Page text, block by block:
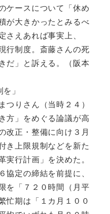
ケースについて「休め
が大きかったとみるべ
さえあれば事実上、
行制度。斎藤さんの死
だ」と訴える。（阪本
」
りさん（当時２４）
方」をめぐる論議が高
改正・整備に向け３月
き上限規制などを新た
実行計画」を決めた。
定の締結を前提に、
を「７２０時間（月平
忙期は「１カ月１００